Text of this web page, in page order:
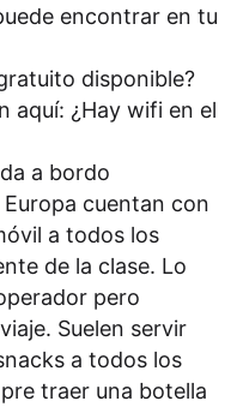
encontrar en tu
disponible?
aquí: ¿Hay wifi en el
a bordo
cuentan con
a todos los
de la clase. Lo
pero
Suelen servir
a todos los
traer una botella